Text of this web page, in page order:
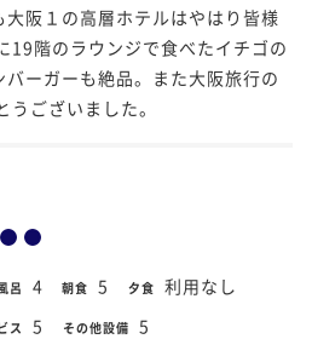
阪１の高層ホテルはやはり皆様
19階のラウンジで食べたイチゴの
ーガーも絶品。また大阪旅行の
ございました。
呂 4 朝食 5 夕食 利用なし
ス 5 その他設備 5